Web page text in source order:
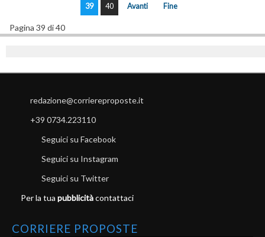
39
40 Avanti Fine
Pagina 39 di 40
redazione@corriereproposte.it
+39 0734.223110
Seguici su Facebook
Seguici su Instagram
Seguici su Twitter
Per la tua pubblicitàcontattaci
CORRIERE PROPOSTE